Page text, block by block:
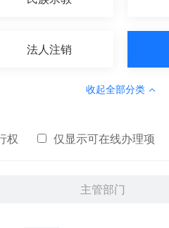
法人注销
收起全部分类
权 仅显示可在线办理项
主管部门